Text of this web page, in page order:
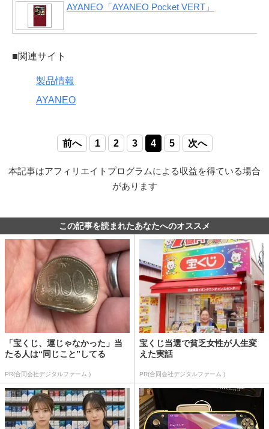
AYANEO「AYANEO Pocket VERT」
■関連サイト
製品情報
AYANEO
前へ 1 2 3 4 5 次へ
本記事はアフィリエイトプログラムによる収益を得ている場合
があります
この記事を読まれたあなたへのオススメ
「宝くじ、運じゃなかった」当
たる人は“同じこと”してる
PR(合同会社デジタルファーム )
宝くじ当選で貧乏女性が人生変
えた実話
PR(合同会社デジタルファーム )